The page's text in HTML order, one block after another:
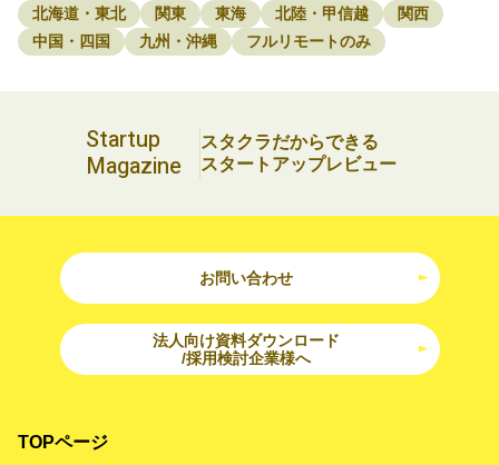
北海道・東北 関東 東海 北陸・甲信越
関西
中国・四国
九州・沖縄 フルリモートのみ
Startup
Magazine
スタクラだからできる
スタートアップレビュー
お問い合わせ
法人向け資料ダウンロード
/採用検討企業様へ
TOPページ